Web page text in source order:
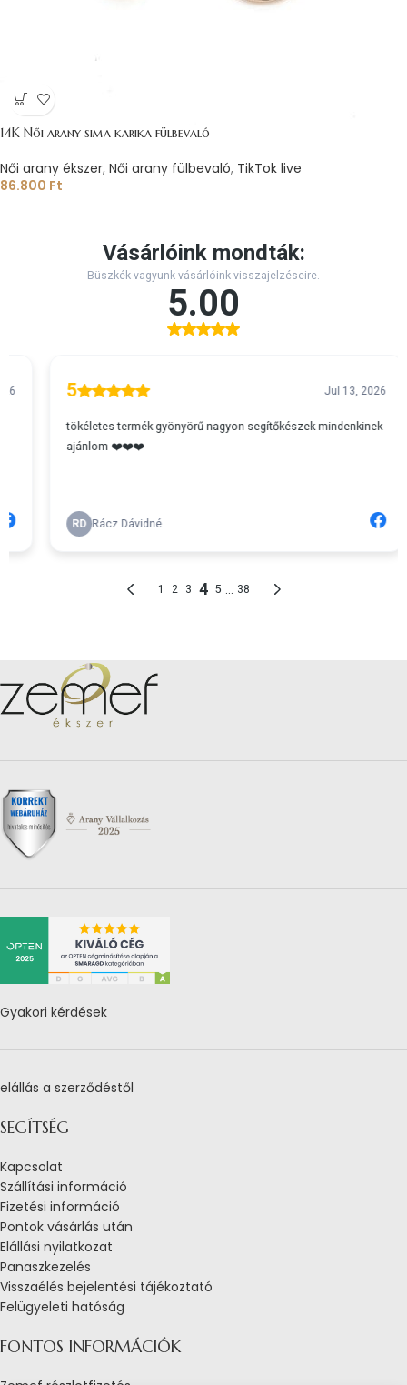
14K Női arany sima karika fülbevaló
Női arany ékszer, Női arany fülbevaló, TikTok live
86.800 Ft
Gyakori kérdések
elállás a szerződéstől
SEGÍTSÉG
Kapcsolat
Szállítási információ
Fizetési információ
Pontok vásárlás után
Elállási nyilatkozat
Panaszkezelés
Visszaélés bejelentési tájékoztató
Felügyeleti hatóság
FONTOS INFORMÁCIÓK